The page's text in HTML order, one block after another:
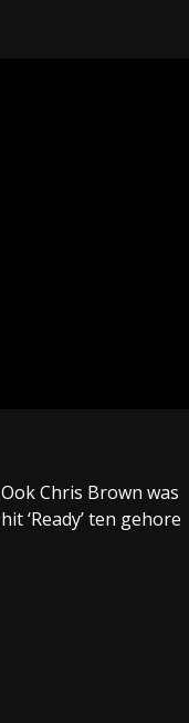
Chris Brown was
‘Ready’ ten gehore